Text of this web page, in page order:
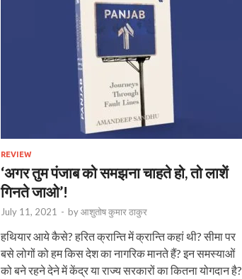
REVIEW
‘अगर तुम पंजाब को समझना चाहते हो, तो लाशें
गिनते जाओ’!
July 11, 2021 - byआशुतोष कुमार ठाकुर
हथियार आये कैसे? हरित क्रान्ति में क्रान्ति कहां थी? सीमा पर
बसे लोगों को हम किस देश का नागरिक मानते हैं? इन समस्याओं
को बने रहने देने में केंद्र या राज्य सरकारों का कितना योगदान है?